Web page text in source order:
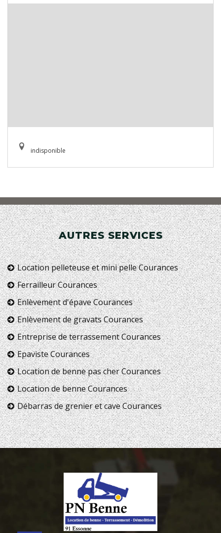
indisponible
AUTRES SERVICES
Location pelleteuse et mini pelle Courances
Ferrailleur Courances
Enlèvement d'épave Courances
Enlèvement de gravats Courances
Entreprise de terrassement Courances
Epaviste Courances
Location de benne pas cher Courances
Location de benne Courances
Débarras de grenier et cave Courances